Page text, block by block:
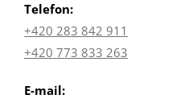
Telefon:
+420 283 842 911
+420 773 833 263
E-mail: